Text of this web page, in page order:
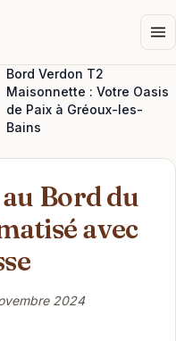
Bord Verdon T2
Maisonnette : Votre Oasis
de Paix à Gréoux-les-
Bains
Bord du
avec
2024